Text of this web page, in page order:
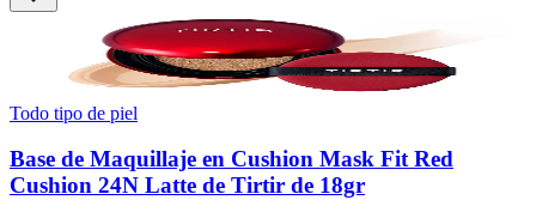
Todo tipo de piel
Base de Maquillaje en Cushion Mask Fit Red
Cushion 24N Latte de Tirtir de 18gr